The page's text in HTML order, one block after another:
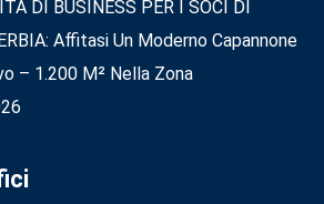
DI BUSINESS PER I SOCI DI
Affitasi Un Moderno Capannone
– 1.200 M² Nella Zona